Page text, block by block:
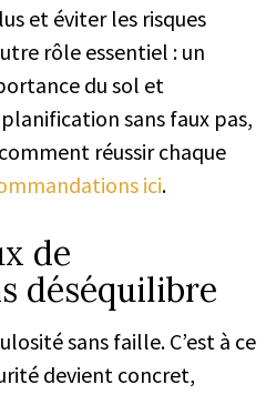
et éviter les risques
rôle essentiel : un
du sol et
sans faux pas,
réussir chaque
ici.
de
déséquilibre
sans faille. C’est à ce
devient concret,